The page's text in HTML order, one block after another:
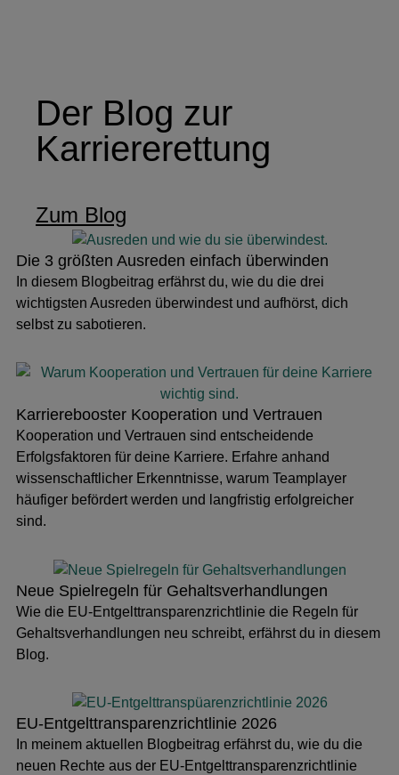
Der Blog zur
Karriererettung
Zum Blog
Die 3 größten Ausreden einfach überwinden
In diesem Blogbeitrag erfährst du, wie du die drei
wichtigsten Ausreden überwindest und aufhörst, dich
selbst zu sabotieren.
Karriere­booster Kooperation und Vertrauen
Kooperation und Vertrauen sind entscheidende
Erfolgsfaktoren für deine Karriere. Erfahre anhand
wissenschaftlicher Erkenntnisse, warum Teamplayer
häufiger befördert werden und langfristig erfolgreicher
sind.
Neue Spielregeln für Gehalts­ver­hand­lungen
Wie die EU-Entgelttransparenzrichtlinie die Regeln für
Gehaltsverhandlungen neu schreibt, erfährst du in diesem
Blog.
EU-Entgelt­transparenz­richtlinie 2026
In meinem aktuellen Blogbeitrag erfährst du, wie du die
neuen Rechte aus der EU-Entgelttransparenzrichtlinie